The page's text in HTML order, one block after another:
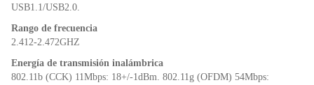
USB1.1/USB2.0.
Rango de frecuencia
2.412-2.472GHZ
Energía de transmisión inalámbrica
802.11b (CCK) 11Mbps: 18+/-1dBm. 802.11g (OFDM) 54Mbps: